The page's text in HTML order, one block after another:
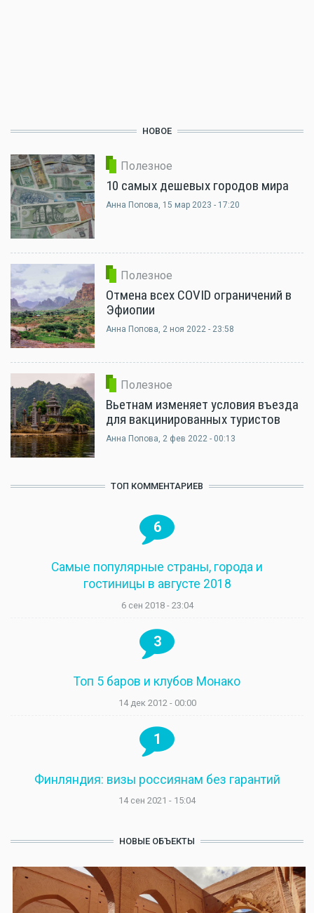
НОВОЕ
Полезное
10 самых дешевых городов мира
Анна Попова, 15 мар 2023 - 17:20
Полезное
Отмена всех COVID ограничений в
Эфиопии
Анна Попова, 2 ноя 2022 - 23:58
Полезное
Вьетнам изменяет условия въезда
для вакцинированных туристов
Анна Попова, 2 фев 2022 - 00:13
ТОП КОММЕНТАРИЕВ
6
Самые популярные страны, города и
гостиницы в августе 2018
6 сен 2018 - 23:04
3
Топ 5 баров и клубов Монако
14 дек 2012 - 00:00
1
Финляндия: визы россиянам без гарантий
14 сен 2021 - 15:04
НОВЫЕ ОБЪЕКТЫ